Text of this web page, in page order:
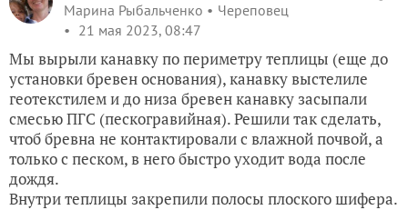
Марина Рыбальченко
Череповец
21 мая 2023, 08:47
Мы вырыли канавку по периметру теплицы (еще до
установки бревен основания), канавку выстелиле
геотекстилем и до низа бревен канавку засыпали
смесью ПГС (пескогравийная). Решили так сделать,
чтоб бревна не контактировали с влажной почвой, а
только с песком, в него быстро уходит вода после
дождя.
Внутри теплицы закрепили полосы плоского шифера.